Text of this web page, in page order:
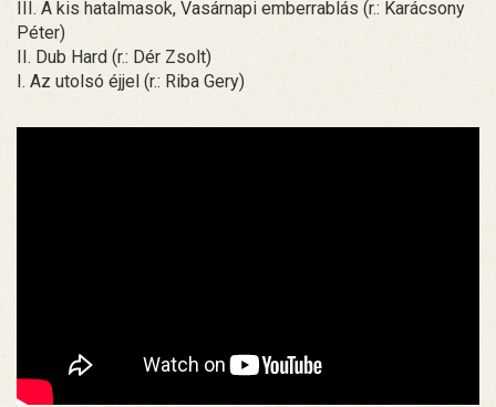
III. A kis hatalmasok, Vasárnapi emberrablás (r.: Karácsony
Péter)
II. Dub Hard (r.: Dér Zsolt)
I. Az utolsó éjjel (r.: Riba Gery)